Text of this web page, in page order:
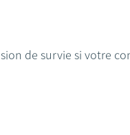
de survie si votre